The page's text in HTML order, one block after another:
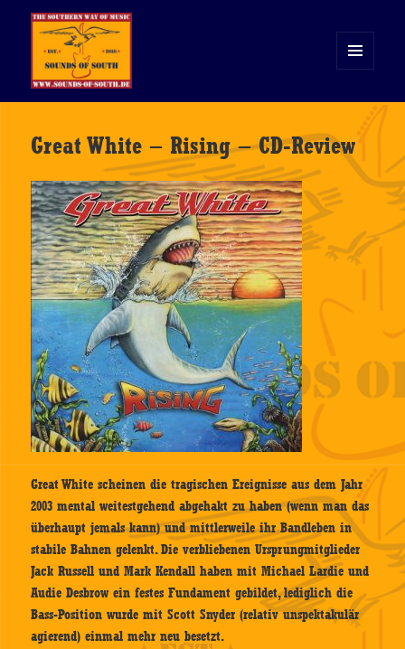
WIDGETS
Great White – Rising – CD-Review
Great White scheinen die tragischen Ereignisse aus dem Jahr
2003 mental weitestgehend abgehakt zu haben (wenn man das
überhaupt jemals kann) und mittlerweile ihr Bandleben in
stabile Bahnen gelenkt. Die verbliebenen Ursprungmitglieder
Jack Russell und Mark Kendall haben mit Michael Lardie und
Audie Desbrow ein festes Fundament gebildet, lediglich die
Bass-Position wurde mit Scott Snyder (relativ unspektakulär
agierend) einmal mehr neu besetzt.